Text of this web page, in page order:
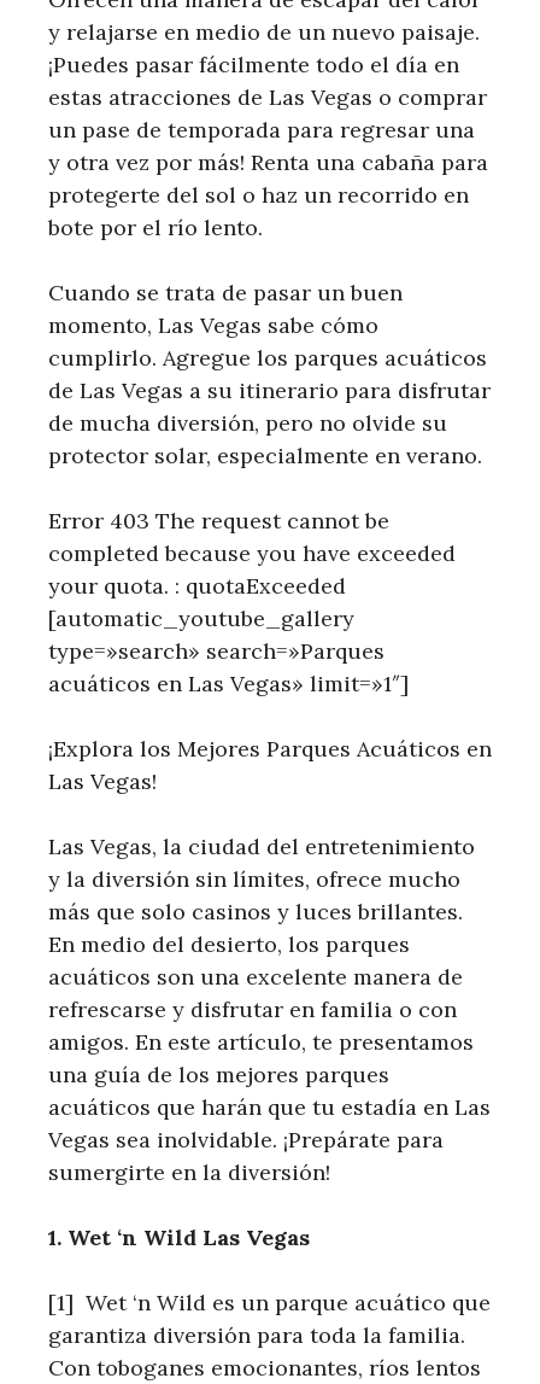
y relajarse en medio de un nuevo paisaje.
¡Puedes pasar fácilmente todo el día en
estas atracciones de Las Vegas o comprar
un pase de temporada para regresar una
y otra vez por más! Renta una cabaña para
protegerte del sol o haz un recorrido en
bote por el río lento.
Cuando se trata de pasar un buen
momento, Las Vegas sabe cómo
cumplirlo. Agregue los parques acuáticos
de Las Vegas a su itinerario para disfrutar
de mucha diversión, pero no olvide su
protector solar, especialmente en verano.
Error 403 The request cannot be
completed because you have exceeded
your quota. : quotaExceeded
[automatic_youtube_gallery
type=»search» search=»Parques
acuáticos en Las Vegas» limit=»1″]
¡Explora los Mejores Parques Acuáticos en
Las Vegas!
Las Vegas, la‍ ciudad del‍ entretenimiento
‌y ⁤la diversión sin ‍límites, ofrece ⁤mucho
más que solo​ casinos ⁣y luces brillantes.
En medio del desierto,​ los ‍parques
acuáticos son una excelente manera de
refrescarse y disfrutar en familia o con
amigos. En este‌ artículo, ‌te ⁢presentamos
una guía de los mejores parques⁤
acuáticos ​que⁢ harán que tu estadía en Las
Vegas‍ sea⁤ inolvidable. ¡Prepárate para
‍sumergirte en la​ diversión!
1. Wet ‘n Wild Las Vegas
[1] ⁤ Wet ‘n Wild ‍es ⁣un parque acuático ‌que
garantiza diversión⁤ para toda la familia.
Con toboganes emocionantes, ⁤ríos lentos⁣